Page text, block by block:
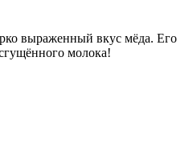
выраженный вкус мёда. Его
молока!